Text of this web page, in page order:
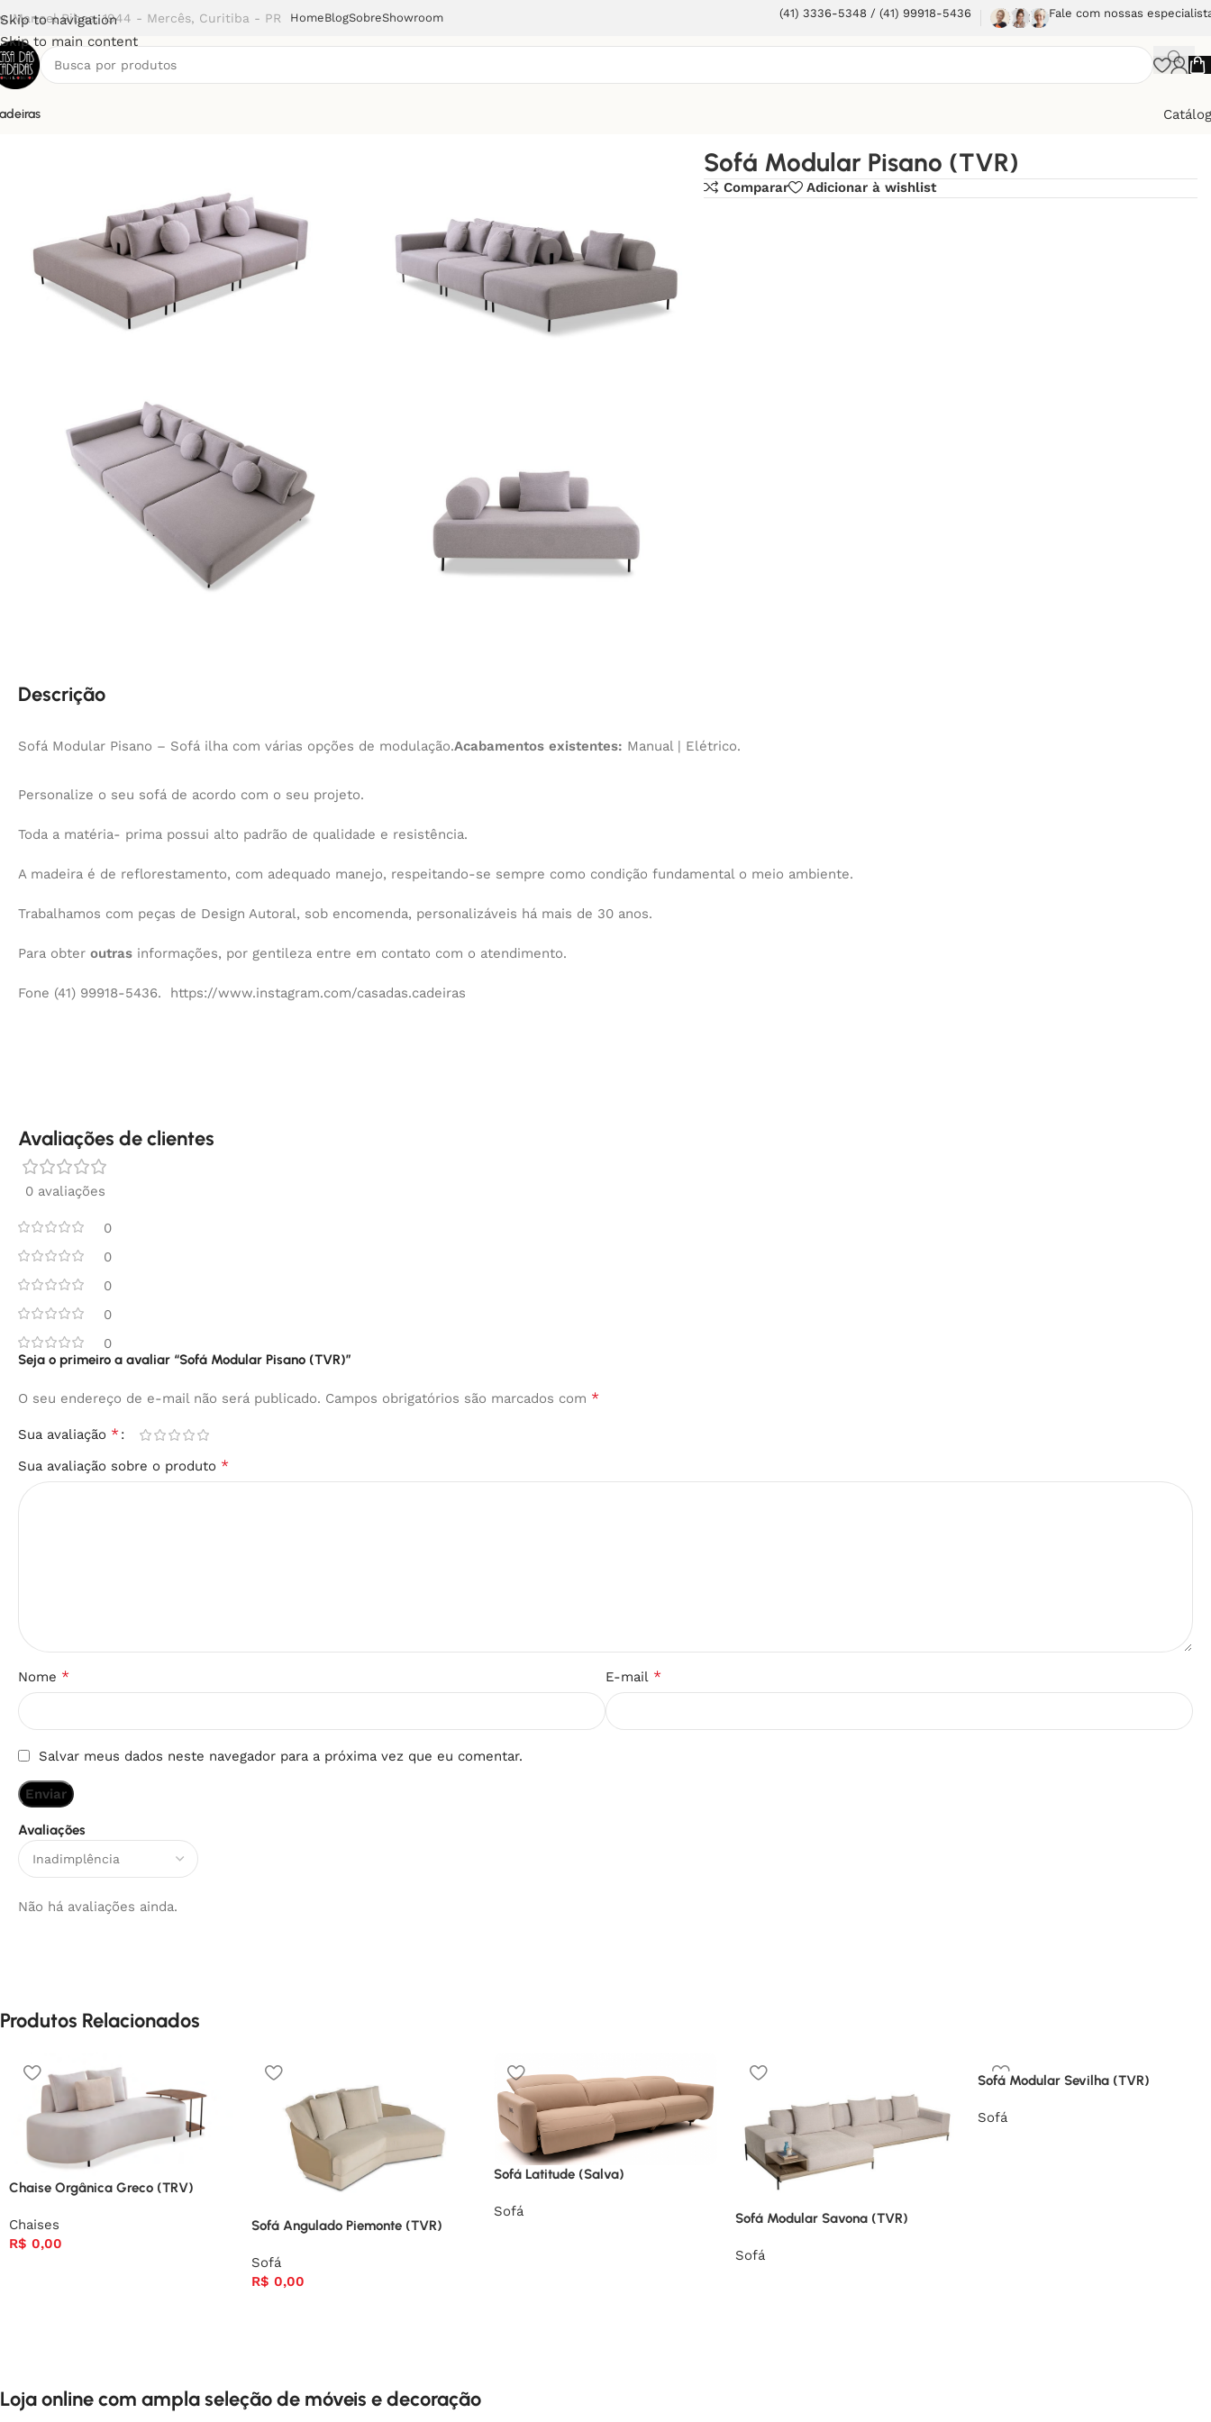
Skip to navigation
Skip to main content
Manoel Ribas, 1944 - Mercês, Curitiba - PR HomeBlogSobreShowroom (41) 3336-5348 / (41) 99918-5436 Fale com nossas
Sofá Modular Pisano (TVR)
Comparar Adicionar à wishlist
Descrição
Sofá Modular Pisano – Sofá ilha com várias opções de modulação.Acabamentos existentes: Manual | Elétrico.
Personalize o seu sofá de acordo com o seu projeto.
Toda a matéria- prima possui alto padrão de qualidade e resistência.
A madeira é de reflorestamento, com adequado manejo, respeitando-se sempre como condição fundamental o meio ambiente.
Trabalhamos com peças de Design Autoral, sob encomenda, personalizáveis há mais de 30 anos.
Para obter outras informações, por gentileza entre em contato com o atendimento.
Fone (41) 99918-5436. https://www.instagram.com/casadas.cadeiras
Avaliações de clientes
0 avaliações
0
0
0
0
0
Avaliações
Não há avaliações ainda.
Seja o primeiro a avaliar “Sofá Modular Pisano (TVR)”
O seu endereço de e-mail não será publicado. Campos obrigatórios são marcados com *
Sua avaliação *
Sua avaliação sobre o produto *
Nome * E-mail *
Salvar meus dados neste navegador para a próxima vez que eu comentar.
Produtos Relacionados
Chaise Orgânica Greco (TRV)
Chaises
R$ 0,00
Sofá Angulado Piemonte (TVR)
Sofá
R$ 0,00
Sofá Latitude (Salva)
Sofá Sofá Modular Savona (TVR)
Sofá
Sofá Modular Sevilha (TVR)
Sofá
Loja online com ampla seleção de móveis e decoração